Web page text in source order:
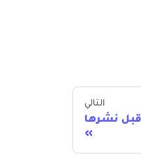
التالي
قبل نشرها